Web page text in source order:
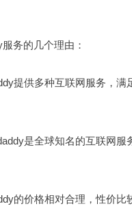
务的几个理由：
提供多种互联网服务，满
是全球知名的互联网服
的价格相对合理，性价比